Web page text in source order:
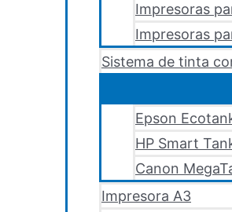
Impresoras
Impresoras
Sistema de tinta
Epson
HP Smart
Canon
Impresora A3